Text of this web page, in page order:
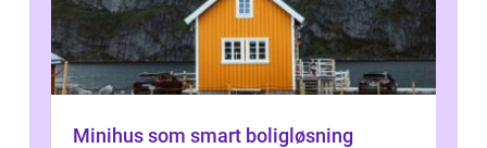
Minihus som smart boligløsning